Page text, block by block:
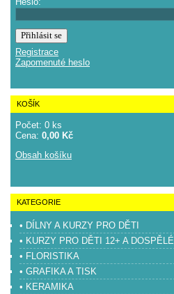
Registrace
Zapomenuté heslo
KOŠÍK
Počet: 0 ks
Cena: 0,00 Kč
Obsah košíku
KATEGORIE
• DÍLNY A KURZY PRO DĚTI
• KURZY PRO DĚTI 12+ A DOSPĚLÉ
• FLORISTIKA
• GRAFIKA A TISK
• KERAMIKA